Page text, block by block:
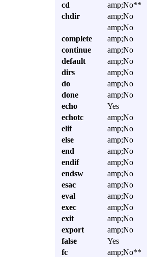
cd
amp;No**
chdir
amp;No
amp;No
complete
amp;No
continue
amp;No
default
amp;No
dirs
amp;No
do
amp;No
done
amp;No
echo
Yes
echotc
amp;No
elif
amp;No
else
amp;No
end
amp;No
endif
amp;No
endsw
amp;No
esac
amp;No
eval
amp;No
exec
amp;No
exit
amp;No
export
amp;No
false
Yes
fc
amp;No**